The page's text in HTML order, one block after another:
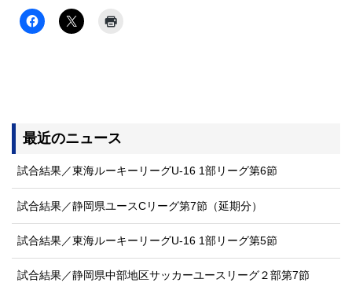
最近のニュース
試合結果／東海ルーキーリーグU-16 1部リーグ第6節
試合結果／静岡県ユースCリーグ第7節（延期分）
試合結果／東海ルーキーリーグU-16 1部リーグ第5節
試合結果／静岡県中部地区サッカーユースリーグ２部第7節